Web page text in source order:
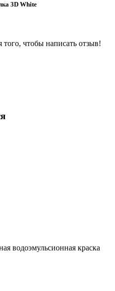
3D White
того, чтобы написать отзыв!
водоэмульсионная краска